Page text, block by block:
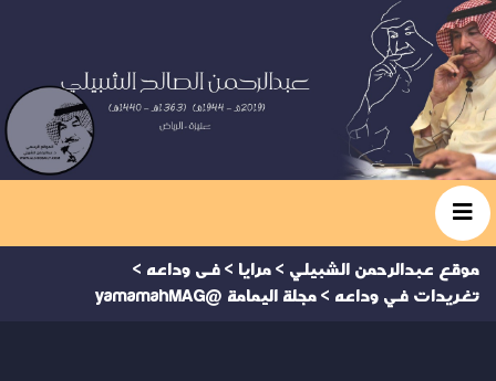
موقع عبدالرحمن الشبيلي > مرايا > فى وداعه >
تغريدات في وداعه > مجلة اليمامة @yamamahMAG